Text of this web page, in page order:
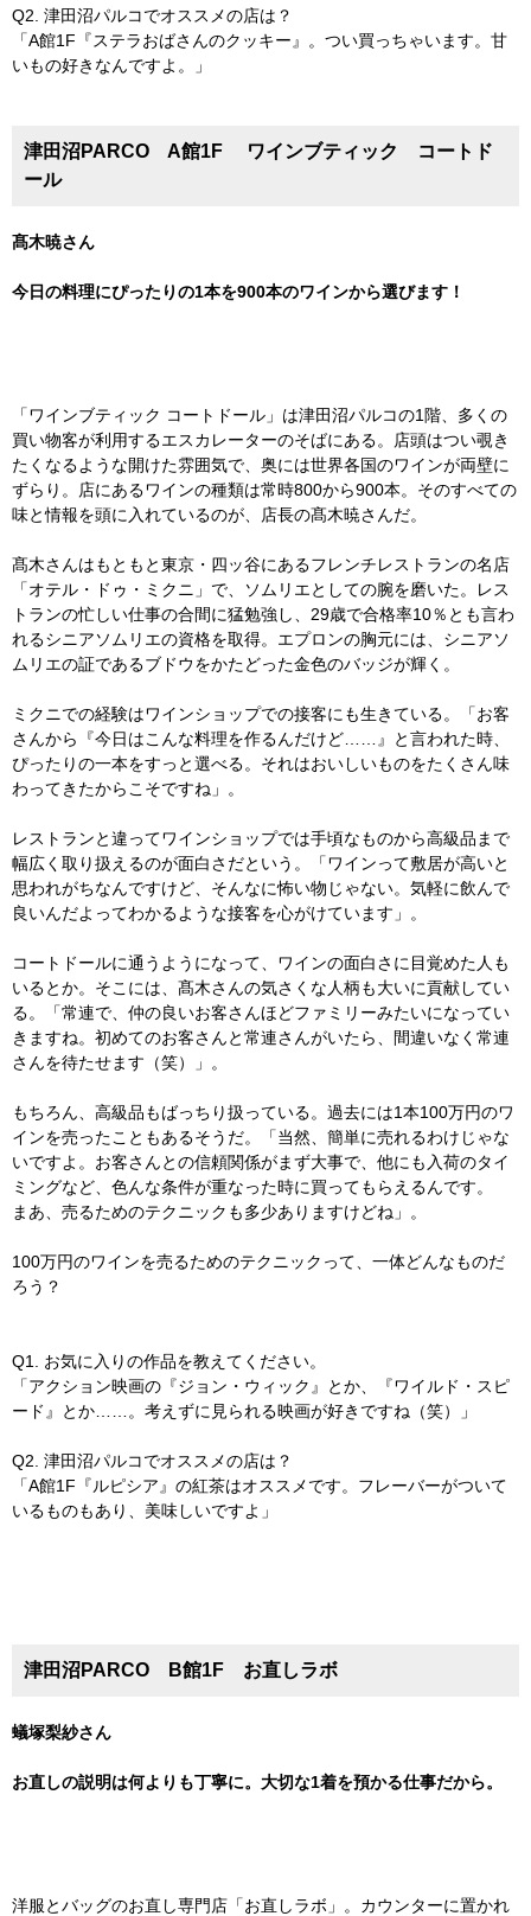
Q2. 津田沼パルコでオススメの店は？
「A館1F『ステラおばさんのクッキー』。つい買っちゃいます。甘
いもの好きなんですよ。」
津田沼PARCO A館1F ワインブティック コートド
ール
髙木暁さん
今日の料理にぴったりの1本を900本のワインから選びます！
「ワインブティック コートドール」は津田沼パルコの1階、多くの
買い物客が利用するエスカレーターのそばにある。店頭はつい覗き
たくなるような開けた雰囲気で、奥には世界各国のワインが両壁に
ずらり。店にあるワインの種類は常時800から900本。そのすべての
味と情報を頭に入れているのが、店長の髙木暁さんだ。
髙木さんはもともと東京・四ッ谷にあるフレンチレストランの名店
「オテル・ドゥ・ミクニ」で、ソムリエとしての腕を磨いた。レス
トランの忙しい仕事の合間に猛勉強し、29歳で合格率10％とも言わ
れるシニアソムリエの資格を取得。エプロンの胸元には、シニアソ
ムリエの証であるブドウをかたどった金色のバッジが輝く。
ミクニでの経験はワインショップでの接客にも生きている。「お客
さんから『今日はこんな料理を作るんだけど……』と言われた時、
ぴったりの一本をすっと選べる。それはおいしいものをたくさん味
わってきたからこそですね」。
レストランと違ってワインショップでは手頃なものから高級品まで
幅広く取り扱えるのが面白さだという。「ワインって敷居が高いと
思われがちなんですけど、そんなに怖い物じゃない。気軽に飲んで
良いんだよってわかるような接客を心がけています」。
コートドールに通うようになって、ワインの面白さに目覚めた人も
いるとか。そこには、髙木さんの気さくな人柄も大いに貢献してい
る。「常連で、仲の良いお客さんほどファミリーみたいになってい
きますね。初めてのお客さんと常連さんがいたら、間違いなく常連
さんを待たせます（笑）」。
もちろん、高級品もばっちり扱っている。過去には1本100万円のワ
インを売ったこともあるそうだ。「当然、簡単に売れるわけじゃな
いですよ。お客さんとの信頼関係がまず大事で、他にも入荷のタイ
ミングなど、色んな条件が重なった時に買ってもらえるんです。
まあ、売るためのテクニックも多少ありますけどね」。
100万円のワインを売るためのテクニックって、一体どんなものだ
ろう？
Q1. お気に入りの作品を教えてください。
「アクション映画の『ジョン・ウィック』とか、『ワイルド・スピ
ード』とか……。考えずに見られる映画が好きですね（笑）」
Q2. 津田沼パルコでオススメの店は？
「A館1F『ルピシア』の紅茶はオススメです。フレーバーがついて
いるものもあり、美味しいですよ」
津田沼PARCO B館1F お直しラボ
蟻塚梨紗さん
お直しの説明は何よりも丁寧に。大切な1着を預かる仕事だから。
洋服とバッグのお直し専門店「お直しラボ」。カウンターに置かれ